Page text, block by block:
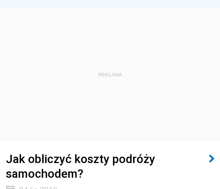
REKLAMA
Jak obliczyć koszty podróży
samochodem?